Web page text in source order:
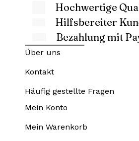
Hochwertige
Hilfsbereiter
Bezahlung mit
Über uns
Kontakt
Häufig gestellte Fragen
Mein Konto
Mein Warenkorb